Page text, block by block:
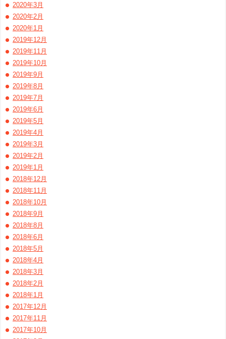
2020年3月
2020年2月
2020年1月
2019年12月
2019年11月
2019年10月
2019年9月
2019年8月
2019年7月
2019年6月
2019年5月
2019年4月
2019年3月
2019年2月
2019年1月
2018年12月
2018年11月
2018年10月
2018年9月
2018年8月
2018年6月
2018年5月
2018年4月
2018年3月
2018年2月
2018年1月
2017年12月
2017年11月
2017年10月